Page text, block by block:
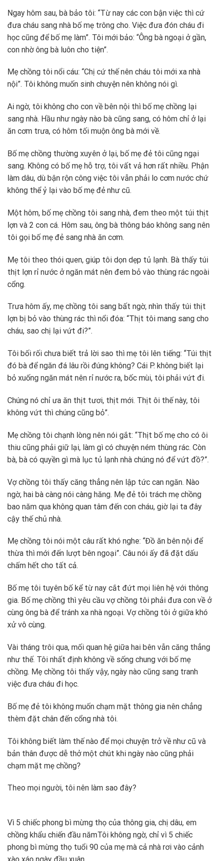
Ngay hôm sau, bà bảo tôi: “Từ nay các con bận việc thì cứ
đưa cháu sang nhà bố mẹ trông cho. Việc đưa đón cháu đi
học cũng để bố mẹ làm”. Tôi mới bảo: “Ông bà ngoại ở gần,
con nhờ ông bà luôn cho tiện”.
Mẹ chồng tôi nổi cáu: “Chị cứ thế nên cháu tôi mới xa nhà
nội”. Tôi không muốn sinh chuyện nên không nói gì.
Ai ngờ, tôi không cho con về bên nội thì bố mẹ chồng lại
sang nhà. Hầu như ngày nào bà cũng sang, có hôm chỉ ở lại
ăn cơm trưa, có hôm tối muộn ông bà mới về.
Bố mẹ chồng thường xuyên ở lại, bố mẹ đẻ tôi cũng ngại
sang. Không có bố mẹ hỗ trợ, tôi vất vả hơn rất nhiều. Phận
làm dâu, dù bận rộn công việc tôi vẫn phải lo cơm nước chứ
không thể ỷ lại vào bố mẹ đẻ như cũ.
Một hôm, bố mẹ chồng tôi sang nhà, đem theo một túi thịt
lợn và 2 con cá. Hôm sau, ông bà thông báo không sang nên
tôi gọi bố mẹ đẻ sang nhà ăn cơm.
Mẹ tôi theo thói quen, giúp tôi dọn dẹp tủ lạnh. Bà thấy túi
thịt lợn rỉ nước ở ngăn mát nên đem bỏ vào thùng rác ngoài
cổng.
Trưa hôm ấy, mẹ chồng tôi sang bất ngờ, nhìn thấy túi thịt
lợn bị bỏ vào thùng rác thì nổi đóa: “Thịt tôi mang sang cho
cháu, sao chị lại vứt đi?”.
Tôi bối rối chưa biết trả lời sao thì mẹ tôi lên tiếng: “Túi thịt
đó bà để ngăn đá lâu rồi đúng không? Cái P. không biết lại
bỏ xuống ngăn mát nên rỉ nước ra, bốc mùi, tôi phải vứt đi.
Chúng nó chỉ ưa ăn thịt tươi, thịt mới. Thịt ôi thế này, tôi
không vứt thì chúng cũng bỏ”.
Mẹ chồng tôi chạnh lòng nên nói gắt: “Thịt bố mẹ cho có ôi
thiu cũng phải giữ lại, làm gì có chuyện ném thùng rác. Còn
bà, bà có quyền gì mà lục tủ lạnh nhà chúng nó để vứt đồ?”.
Vợ chồng tôi thấy căng thẳng nên lập tức can ngăn. Nào
ngờ, hai bà càng nói càng hăng. Mẹ đẻ tôi trách mẹ chồng
bao năm qua không quan tâm đến con cháu, giờ lại ta đây
cậy thế chủ nhà.
Mẹ chồng tôi nói một câu rất khó nghe: “Đồ ăn bên nội để
thừa thì mới đến lượt bên ngoại”. Câu nói ấy đã đặt dấu
chấm hết cho tất cả.
Bố mẹ tôi tuyên bố kể từ nay cắt đứt mọi liên hệ với thông
gia. Bố mẹ chồng thì yêu cầu vợ chồng tôi phải đưa con về ở
cùng ông bà để tránh xa nhà ngoại. Vợ chồng tôi ở giữa khó
xử vô cùng.
Vài tháng trôi qua, mối quan hệ giữa hai bên vẫn căng thẳng
như thế. Tôi nhất định không về sống chung với bố mẹ
chồng. Mẹ chồng tôi thấy vậy, ngày nào cũng sang tranh
việc đưa cháu đi học.
Bố mẹ đẻ tôi không muốn chạm mặt thông gia nên chẳng
thèm đặt chân đến cổng nhà tôi.
Tôi không biết làm thế nào để mọi chuyện trở về như cũ và
bản thân được dễ thở một chút khi ngày nào cũng phải
chạm mặt mẹ chồng?
Theo mọi người, tôi nên làm sao đây?
Vì 5 chiếc phong bì mừng thọ của thông gia, chị dâu, em
chồng khẩu chiến đầu nămTôi không ngờ, chỉ vì 5 chiếc
phong bì mừng thọ tuổi 90 của mẹ mà cả nhà rơi vào cảnh